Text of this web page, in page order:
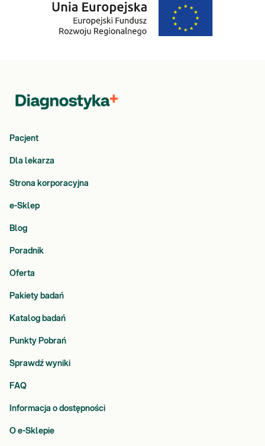
Pacjent
Dla lekarza
Strona korporacyjna
e-Sklep
Blog
Poradnik
Oferta
Pakiety badań
Katalog badań
Punkty Pobrań
Sprawdź wyniki
FAQ
Informacja o dostępności
O e-Sklepie